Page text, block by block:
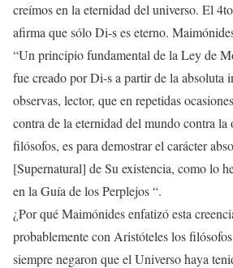
creímos en la eternidad del universo. El
afirma que sólo Di-s es eterno.
“Un principio fundamental de la Ley de
fue creado por Di-s a partir de la absoluta
observas, lector, que en repetidas
contra de la eternidad del mundo contra
filósofos, es para demostrar el carácter
[Supernatural] de Su existencia, como lo
en la Guía de los Perplejos “.
¿Por qué Maimónides enfatizó esta
probablemente con Aristóteles los
siempre negaron que el Universo haya